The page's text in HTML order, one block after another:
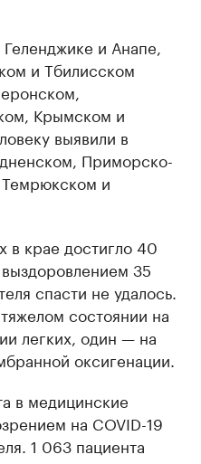
и Анапе,
и Тбилисском
Крымском и
выявили в
Приморско-
и
в крае достигло 40
35
спасти не удалось.
состоянии на
легких, один — на
оксигенации.
в медицинские
на COVID-19
1 063 пациента